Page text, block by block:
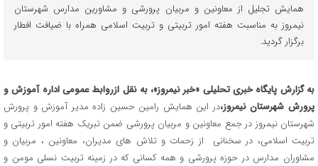
همایش تجلیل از معاونین و مربیان پرورشی و مشاورین مدارس شهرستان
نیمروز به مناسبت هفته امور تربیتی و تربیت اسلامی همراه با ضیافت افطار
برگزار گردید.
به گزارش پایگاه خبری تحلیلی «خبر نیمروز»، به نقل ازروابط عمومی اداره آموزش و
پرورش شهرستان نیمروز،در این همایش رامین حسین زاده مدیر آموزش و پرورش
شهرستان نیمروز در جمع معاونین و مربیان پرورشی ضمن تبریک هفته امور تربیتی و
تربیت اسلامی، در سخنانی از زحمات و تلاش های مدیران، معاونین ، مربیان و
مشاوران مدارس در حوزه پرورشی و همه کسانی که در زمینه تربیت نسلی مومن و